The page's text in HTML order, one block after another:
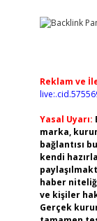
Reklam ve
Yasal Uyarı:
marka,
bağlantısı
kendi
haber
ve kişiler
Gerçek